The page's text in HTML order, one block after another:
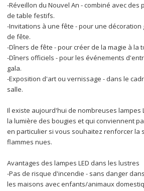
-Réveillon du Nouvel An - combiné avec des
de table festifs.
-Invitations à une fête - pour une
de fête.
-Dîners de fête - pour créer de la magie à la
-Dîners officiels - pour les événements
gala.
-Exposition d'art ou vernissage - dans le
salle.
Il existe aujourd'hui de nombreuses lampes
la lumière des bougies et qui conviennent
en particulier si vous souhaitez renforcer la
flammes nues.
Avantages des lampes LED dans les lustres
-Pas de risque d'incendie - sans danger
les maisons avec enfants/animaux